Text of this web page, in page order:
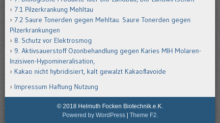
7.1 Pilzerkrankung Mehltau
7.2 Saure Tonerden gegen Mehltau. Saure Tonerden gegen
Pilzerkrankungen
8. Schutz vor Elektrosmog
9. Aktivsauerstoff Ozonbehandlung gegen Karies MIH Molaren-
Inzisiven-Hypomineralisation,
Kakao nicht hybridisiert, kalt gewalzt Kakaoflavoide
Impressum Haftung Nutzung
© 2018 Helmuth Focken Biotechnik.e.K.
Powered by WordPress
Theme F2.